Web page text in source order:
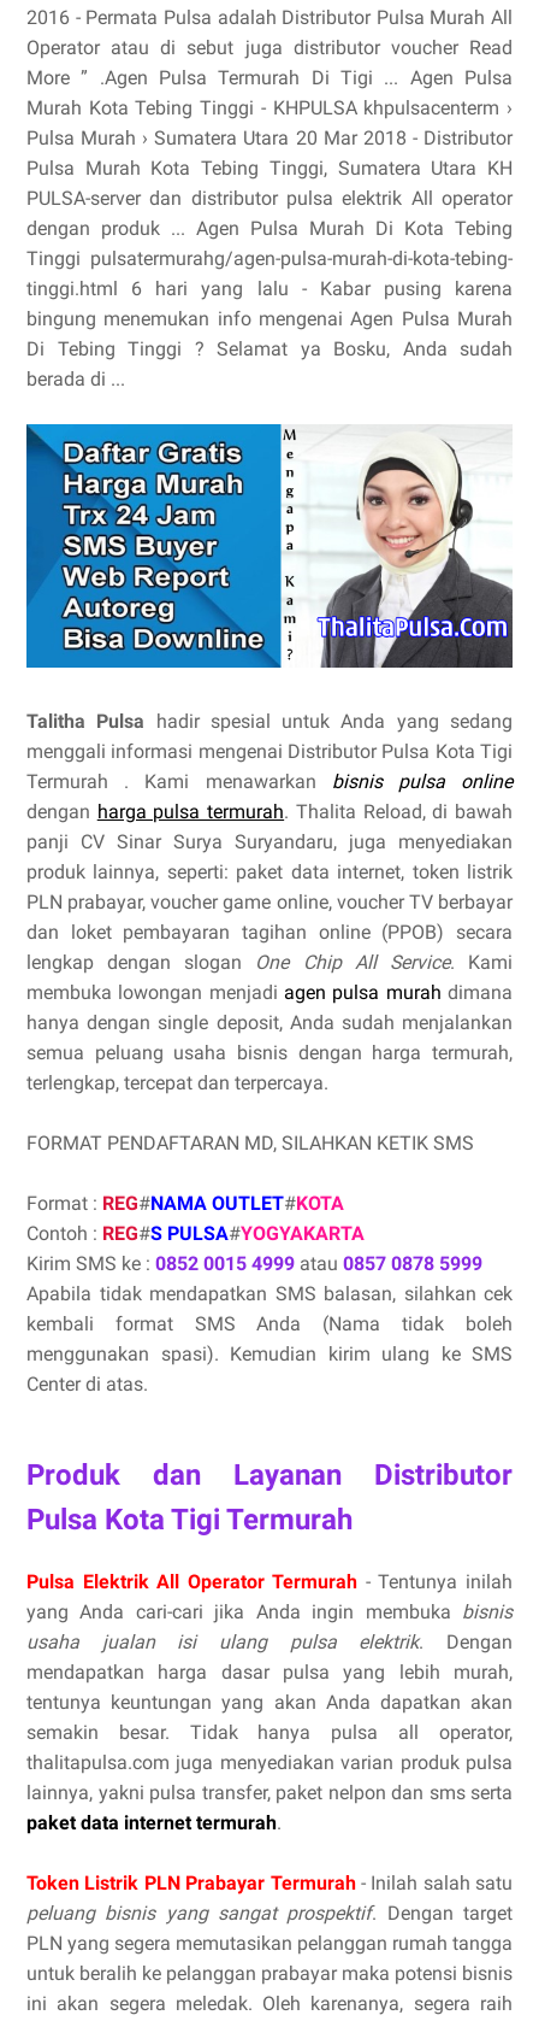
2016 - Permata Pulsa adalah Distributor Pulsa Murah All
Operator atau di sebut juga distributor voucher Read
More ” .Agen Pulsa Termurah Di Tigi ... Agen Pulsa
Murah Kota Tebing Tinggi - KHPULSA khpulsacenterm ›
Pulsa Murah › Sumatera Utara 20 Mar 2018 - Distributor
Pulsa Murah Kota Tebing Tinggi, Sumatera Utara KH
PULSA-server dan distributor pulsa elektrik All operator
dengan produk ... Agen Pulsa Murah Di Kota Tebing
Tinggi pulsatermurahg/agen-pulsa-murah-di-kota-tebing-
tinggi.html 6 hari yang lalu - Kabar pusing karena
bingung menemukan info mengenai Agen Pulsa Murah
Di Tebing Tinggi ? Selamat ya Bosku, Anda sudah
berada di ...
Talitha Pulsa hadir spesial untuk Anda yang sedang
menggali informasi mengenai Distributor Pulsa Kota Tigi
Termurah . Kami menawarkan bisnis pulsa online
dengan harga pulsa termurah. Thalita Reload, di bawah
panji CV Sinar Surya Suryandaru, juga menyediakan
produk lainnya, seperti: paket data internet, token listrik
PLN prabayar, voucher game online, voucher TV berbayar
dan loket pembayaran tagihan online (PPOB) secara
lengkap dengan slogan One Chip All Service. Kami
membuka lowongan menjadi agen pulsa murah dimana
hanya dengan single deposit, Anda sudah menjalankan
semua peluang usaha bisnis dengan harga termurah,
terlengkap, tercepat dan terpercaya.
FORMAT PENDAFTARAN MD, SILAHKAN KETIK SMS
Format : REG#NAMA OUTLET#KOTA
Contoh : REG#S PULSA#YOGYAKARTA
Kirim SMS ke : 0852 0015 4999 atau 0857 0878 5999
Apabila tidak mendapatkan SMS balasan, silahkan cek
kembali format SMS Anda (Nama tidak boleh
menggunakan spasi). Kemudian kirim ulang ke SMS
Center di atas.
Produk dan Layanan Distributor
Pulsa Kota Tigi Termurah
Pulsa Elektrik All Operator Termurah - Tentunya inilah
yang Anda cari-cari jika Anda ingin membuka bisnis
usaha jualan isi ulang pulsa elektrik. Dengan
mendapatkan harga dasar pulsa yang lebih murah,
tentunya keuntungan yang akan Anda dapatkan akan
semakin besar. Tidak hanya pulsa all operator,
thalitapulsa.com juga menyediakan varian produk pulsa
lainnya, yakni pulsa transfer, paket nelpon dan sms serta
paket data internet termurah.
Token Listrik PLN Prabayar Termurah- Inilah salah satu
peluang bisnis yang sangat prospektif. Dengan target
PLN yang segera memutasikan pelanggan rumah tangga
untuk beralih ke pelanggan prabayar maka potensi bisnis
ini akan segera meledak. Oleh karenanya, segera raih